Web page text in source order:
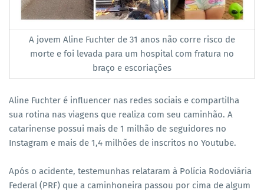
A jovem Aline Fuchter de 31 anos não corre risco de
morte e foi levada para um hospital com fratura no
braço e escoriações
Aline Fuchter é influencer nas redes sociais e compartilha
sua rotina nas viagens que realiza com seu caminhão. A
catarinense possui mais de 1 milhão de seguidores no
Instagram e mais de 1,4 milhões de inscritos no Youtube.
Após o acidente, testemunhas relataram à Polícia Rodoviária
Federal (PRF) que a caminhoneira passou por cima de algum